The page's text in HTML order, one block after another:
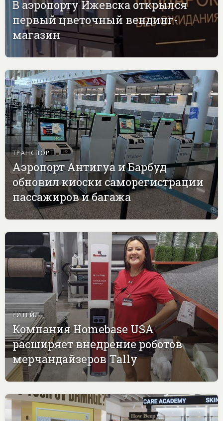
В аэропорту Ижевска открылся
первый цветочный вендинг-
магазин
ТРАНСПОРТ
Аэропорт Антигуа и Барбуд
обновил киоски саморегистрации
пассажиров и багажа
РИТЕЙЛ
Компания Homebase USA
расширяет внедрение роботов
мерчандайзеров Tally